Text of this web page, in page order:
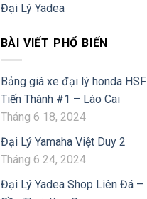
Đại Lý Yadea
BÀI VIẾT PHỔ BIẾN
Bảng giá xe đại lý honda HSF
Tiến Thành #1 – Lào Cai
Tháng 6 18, 2024
Đại Lý Yamaha Việt Duy 2
Tháng 6 24, 2024
Đại Lý Yadea Shop Liên Đá –